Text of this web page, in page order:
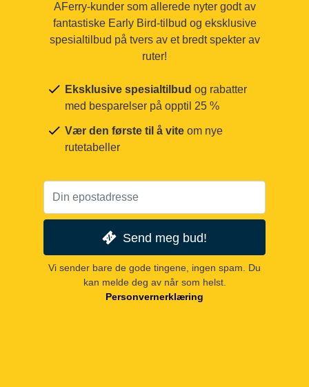
AFerry-kunder som allerede nyter godt av
fantastiske Early Bird-tilbud og eksklusive
spesialtilbud på tvers av et bredt spekter av
ruter!
Eksklusive spesialtilbud og rabatter
med besparelser på opptil 25 %
Vær den første til å vite om nye
rutetabeller
Send meg bud!
Vi sender bare de gode tingene, ingen spam. Du
kan melde deg av når som helst.
Personvernerklæring